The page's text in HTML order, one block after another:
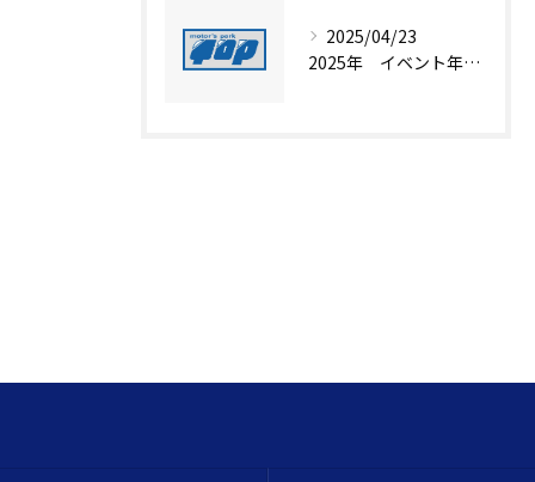
2025/04/23
2025年 イベント年間スケジュール